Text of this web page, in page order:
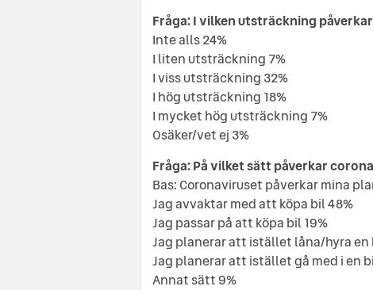
Fråga: I vilken utsträckning
Inte alls 24%
I liten utsträckning 7%
I viss utsträckning 32%
I hög utsträckning 18%
I mycket hög utsträckning 7%
Osäker/vet ej 3%
Fråga: På vilket sätt påverkar
Bas: Coronaviruset påverkar mina
Jag avvaktar med att köpa bil 48%
Jag passar på att köpa bil 19%
Jag planerar att istället låna/hyra en
Jag planerar att istället gå med i en
Annat sätt 9%